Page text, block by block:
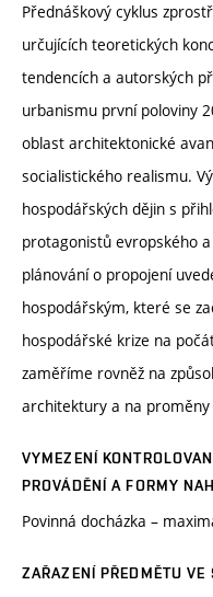
Přednáškový cyklus
určujících teoretických
tendencích a autorských
urbanismu první poloviny
oblast architektonické
socialistického realismu.
hospodářských dějin s
protagonistů evropského
plánování o propojení
hospodářským, které se
hospodářské krize na
zaměříme rovněž na
architektury a na proměny
VYMEZENÍ
PROVÁDĚNÍ A FORMY
Povinná docházka –
ZAŘAZENÍ PŘEDMĚTU